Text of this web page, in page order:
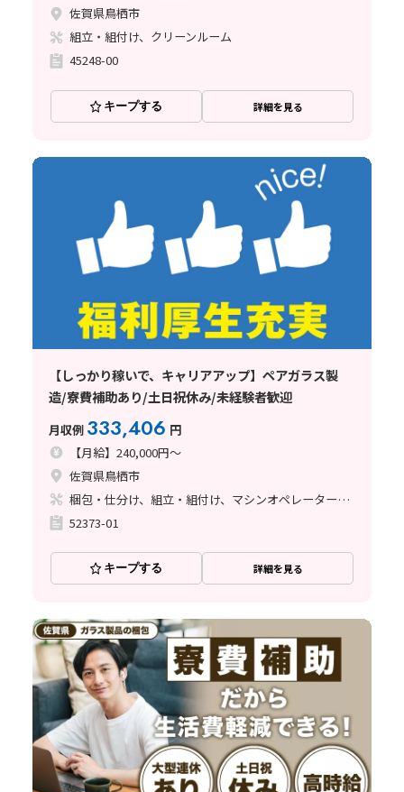
佐賀県鳥栖市
組立・組付け、クリーンルーム
45248-00
キープする 詳細を見る
【しっかり稼いで、キャリアアップ】ペアガラス製
造/寮費補助あり/土日祝休み/未経験者歓迎
月収例 333,406 円
【月給】240,000円～
佐賀県鳥栖市
梱包・仕分け、組立・組付け、マシンオペレーター、立ち作業
52373-01
キープする 詳細を見る